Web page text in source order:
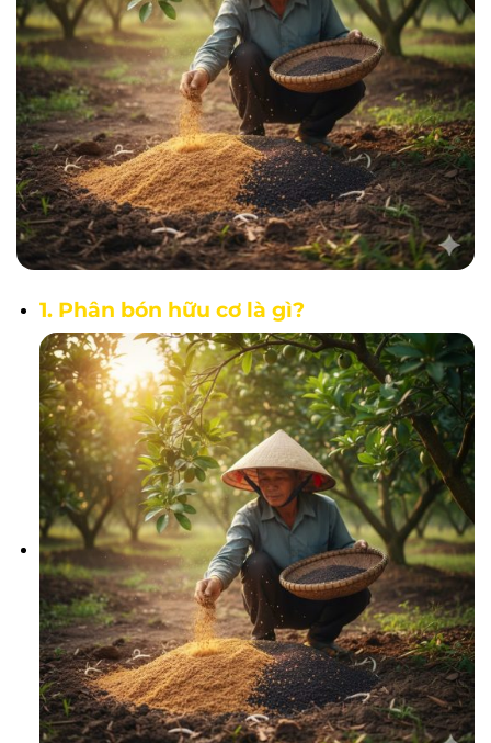
1. Phân bón hữu cơ là gì?